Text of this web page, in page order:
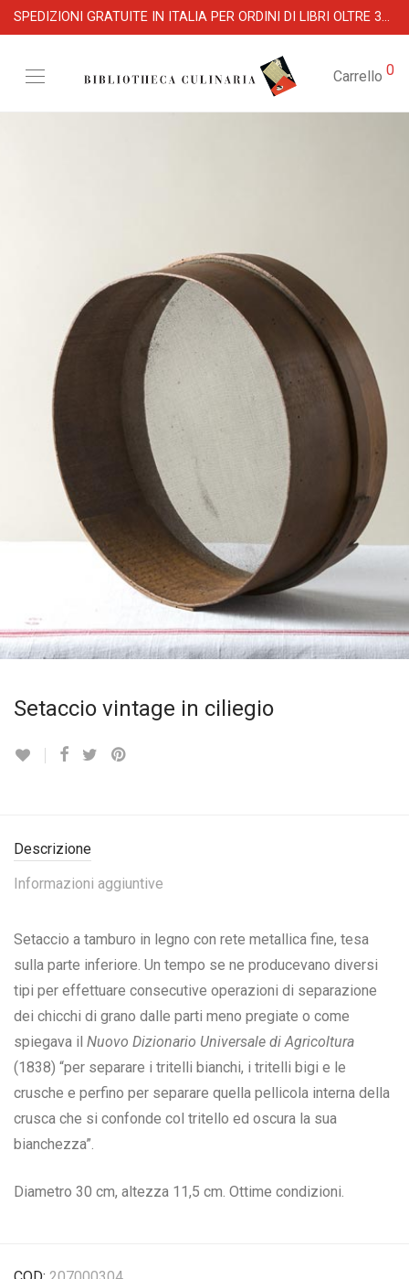
SPEDIZIONI GRATUITE IN ITALIA PER ORDINI DI LIBRI OLTRE 39 €
Carrello 0
Setaccio vintage in ciliegio
Descrizione
Informazioni aggiuntive
Setaccio a tamburo in legno con rete metallica fine, tesa
sulla parte inferiore. Un tempo se ne producevano diversi
tipi per effettuare consecutive operazioni di separazione
dei chicchi di grano dalle parti meno pregiate o come
spiegava il Nuovo Dizionario Universale di Agricoltura
(1838) “per separare i tritelli bianchi, i tritelli bigi e le
crusche e perfino per separare quella pellicola interna della
crusca che si confonde col tritello ed oscura la sua
bianchezza”.
Diametro 30 cm, altezza 11,5 cm. Ottime condizioni.